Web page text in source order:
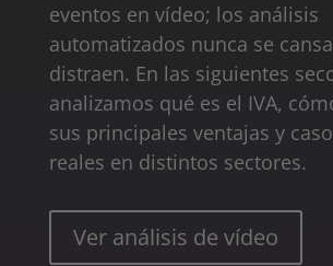
eventos en vídeo; los análisis
automatizados nunca se
distraen. En las siguientes
analizamos qué es el IVA,
sus principales ventajas y
reales en distintos sectores.
Ver análisis de vídeo